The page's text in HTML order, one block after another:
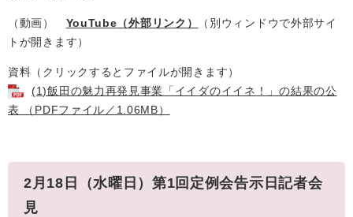
（動画） YouTube （外部リンク）
（別ウィンドウで外部サイ
トが開きます）
資料（クリックするとファイルが開きます）
(1)飯田の魅力再発見事業「イイダのイイネ！」の結果の公
表 （PDFファイル／1.06MB）
2月18日（水曜日）第1回定例会告示日記者会
見